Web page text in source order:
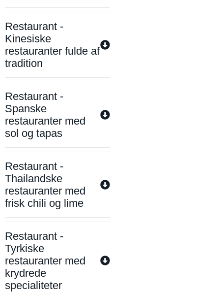
Restaurant -
Kinesiske
restauranter fulde af
tradition
Restaurant -
Spanske
restauranter med
sol og tapas
Restaurant -
Thailandske
restauranter med
frisk chili og lime
Restaurant -
Tyrkiske
restauranter med
krydrede
specialiteter